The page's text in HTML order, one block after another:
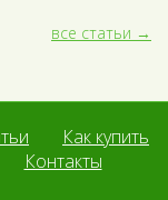
все статьи
Как купить
Контакты